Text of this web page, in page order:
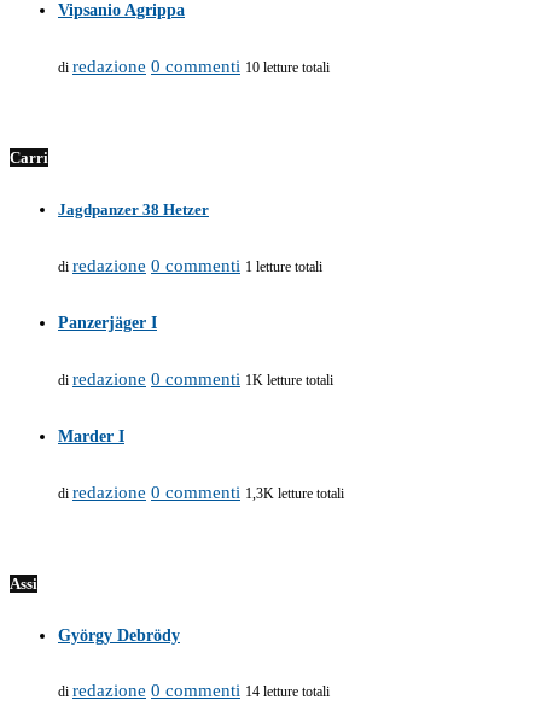
Vipsanio Agrippa
di redazione 0 commenti 10 letture totali
Carri
Jagdpanzer 38 Hetzer
di redazione 0 commenti 1 letture totali
Panzerjäger I
di redazione 0 commenti 1K letture totali
Marder I
di redazione 0 commenti 1,3K letture totali
Assi
György Debrödy
di redazione 0 commenti 14 letture totali